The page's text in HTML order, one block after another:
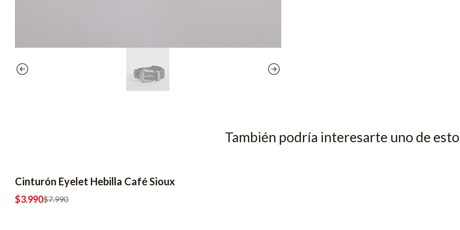
También podría interesarte uno de
-50% OFF
Cinturón Eyelet Hebilla Café Sioux
$3.990$7.990